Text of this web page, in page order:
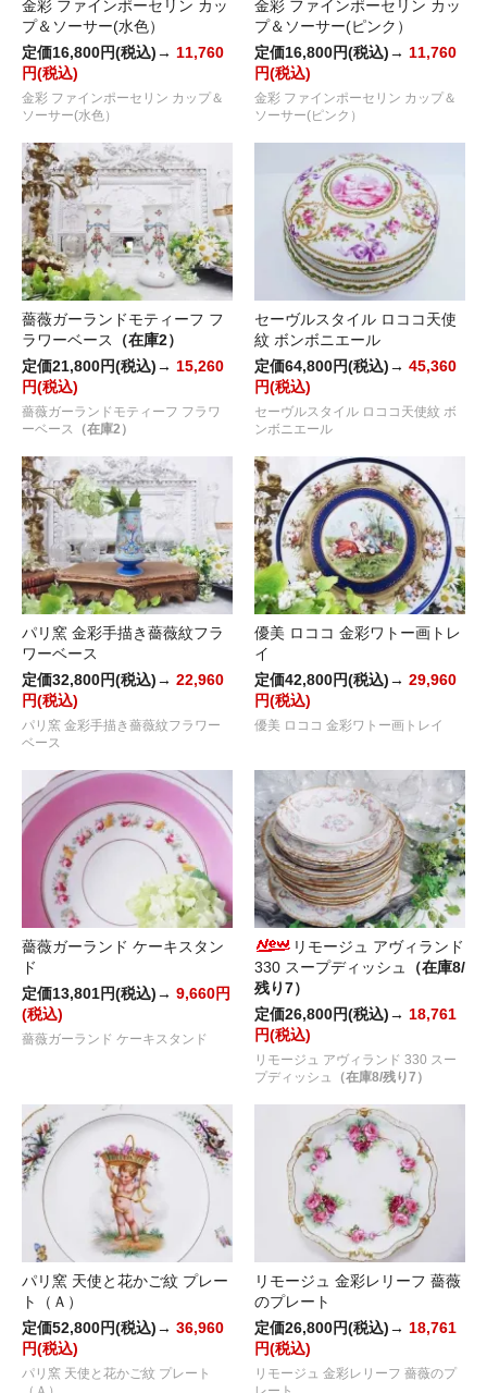
金彩 ファインポーセリン カッ
プ＆ソーサー(水色）
定価16,800円(税込)→ 11,760
円(税込)
金彩 ファインポーセリン カップ＆
ソーサー(水色）
金彩 ファインポーセリン カッ
プ＆ソーサー(ピンク）
定価16,800円(税込)→ 11,760
円(税込)
金彩 ファインポーセリン カップ＆
ソーサー(ピンク）
薔薇ガーランドモティーフ フ
ラワーベース
（在庫2）
定価21,800円(税込)→ 15,260
円(税込)
薔薇ガーランドモティーフ フラワ
ーベース （在庫2）
セーヴルスタイル ロココ天使
紋 ボンボニエール
定価64,800円(税込)→ 45,360
円(税込)
セーヴルスタイル ロココ天使紋 ボ
ンボニエール
パリ窯 金彩手描き薔薇紋フラ
ワーベース
定価32,800円(税込)→ 22,960
円(税込)
パリ窯 金彩手描き薔薇紋フラワー
ベース
優美 ロココ 金彩ワトー画トレ
イ
定価42,800円(税込)→ 29,960
円(税込)
優美 ロココ 金彩ワトー画トレイ
薔薇ガーランド ケーキスタン
ド
定価13,801円(税込)→ 9,660円
(税込)
薔薇ガーランド ケーキスタンド
リモージュ アヴィランド
330 スープディッシュ
（在庫8/
残り7）
定価26,800円(税込)→ 18,761
円(税込)
リモージュ アヴィランド 330 スー
プディッシュ
（在庫8/残り7）
パリ窯 天使と花かご紋 プレー
ト（Ａ）
定価52,800円(税込)→ 36,960
円(税込)
パリ窯 天使と花かご紋 プレート
リモージュ 金彩レリーフ 薔薇
のプレート
定価26,800円(税込)→ 18,761
円(税込)
リモージュ 金彩レリーフ 薔薇のプ